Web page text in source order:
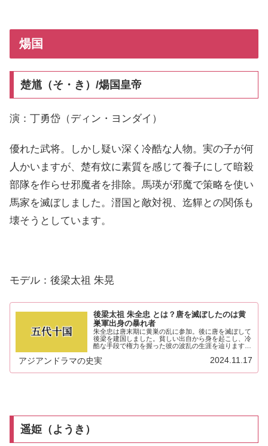
煬国
楚馗（そ・き）/煬国皇帝
演：丁勇岱（ディン・ヨンダイ）
優れた武将。しかし疑い深く冷酷な人物。実の子が何
人かいますが、楚有炆に素質を感じて養子にして暗殺
部隊を作らせ邪魔者を排除。馬瑛が邪魔で策略を使い
馬家を滅ぼしました。溍国と敵対視、迄貚との関係も
壊そうとしています。
モデル：後梁太祖 朱晃
後梁太祖 朱全忠 とは？唐を滅ぼしたのは黄
巣軍出身の暴れ者
朱全忠は唐末期に黄巣の乱に参加。後に唐を滅ぼして
後梁を建国しました。貧しい出自から身を起こし、冷
酷な手段で権力を握った彼の波乱の生涯を辿ります。
激動の時代を駆け抜けた朱全忠（朱温）の生涯を紹介
します。
アジアンドラマの史実 2024.11.17
遥姫（ようき）